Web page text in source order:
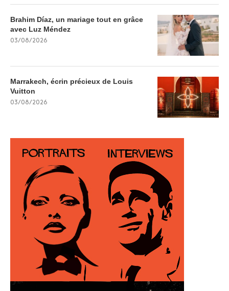
Brahim Díaz, un mariage tout en grâce
avec Luz Méndez
03/08/2026
Marrakech, écrin précieux de Louis
Vuitton
03/08/2026